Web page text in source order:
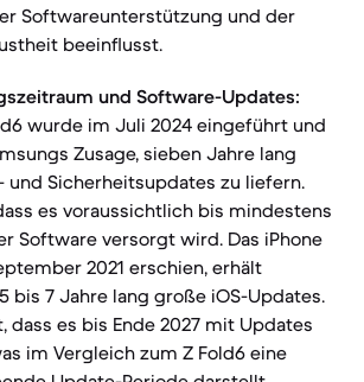
Softwareunterstützung und der
beeinflusst.
und Software-Updates:
wurde im Juli 2024 eingeführt und
Zusage, sieben Jahre lang
und Sicherheitsupdates zu liefern.
es voraussichtlich bis mindestens
Software versorgt wird. Das iPhone
2021 erschien, erhält
bis 7 Jahre lang große iOS-Updates.
dass es bis Ende 2027 mit Updates
im Vergleich zum Z Fold6 eine